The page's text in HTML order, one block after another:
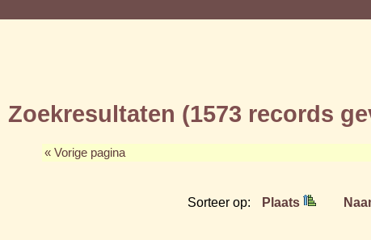
Zoekresultaten (1573 records
« Vorige pagina
Sorteer op: Plaats